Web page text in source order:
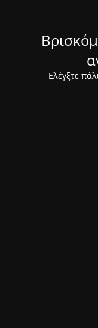
Ελέγξτε